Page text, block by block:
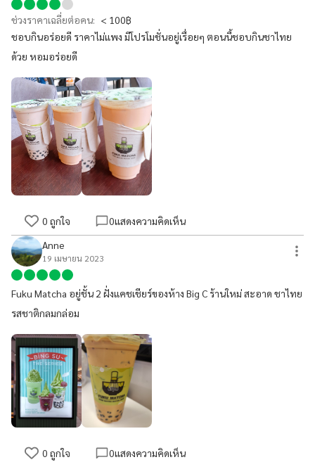
ช่วงราคาเฉลี่ยต่อคน: < 100฿
ชอบกินอร่อยดี ราคาไม่แพง มีโปรโมชั่นอยู่เรื่อยๆ ตอนนี้ชอบกินชาไทย
ด้วย หอมอร่อยดี
0 ถูกใจ 0แสดงความคิดเห็น
Anne
19 เมษายน 2023
Fuku Matcha อยู่ชั้น 2 ฝั่งแคชเชียร์ของห้าง Big C ร้านใหม่ สะอาด ชาไทย
รสชาติกลมกล่อม
0 ถูกใจ 0แสดงความคิดเห็น